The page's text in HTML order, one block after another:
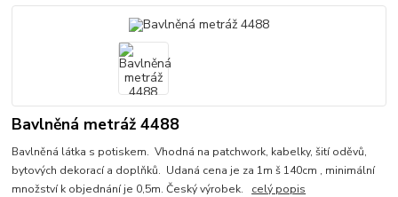
Bavlněná metráž 4488
Bavlněná látka s potiskem. Vhodná na patchwork, kabelky, šití oděvů,
bytových dekorací a doplňků. Udaná cena je za 1m š 140cm , minimální
množství k objednání je 0,5m. Český výrobek. celý popis